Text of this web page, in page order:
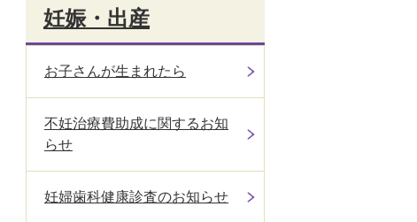
妊娠・出産
お子さんが生まれたら
不妊治療費助成に関するお知
らせ
妊婦歯科健康診査のお知らせ